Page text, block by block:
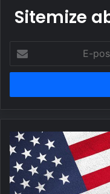
Sitemize
posta
adresinizi
İran
ile
ABD
arasında
Roma'da